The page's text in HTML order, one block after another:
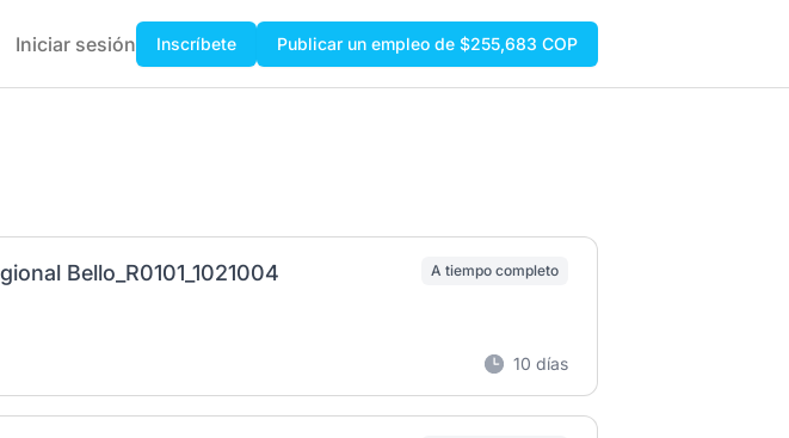
Iniciar sesión Inscríbete Publicar un empleo de $255,683 COP
Bello_R0101_1021004 A tiempo completo
10 días